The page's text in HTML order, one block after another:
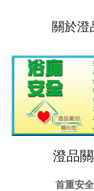
關於澄
澄品
首重安